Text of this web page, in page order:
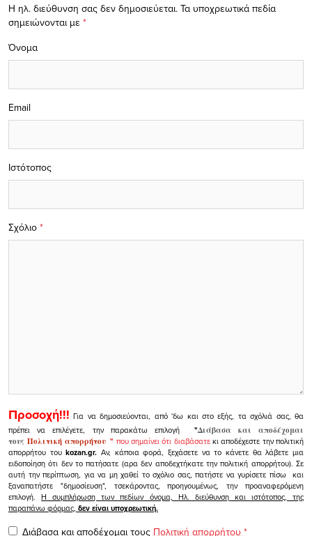
Η ηλ. διεύθυνση σας δεν δημοσιεύεται. Τα υποχρεωτικά πεδία
σημειώνονται με *
Σχόλιο *
Όνομα
Email
Ιστότοπος
Προσοχή!!! Για να δημοσιεύονται, από 'δω και στο εξής, τα σχόλιά σας, θα
πρέπει να επιλέγετε, την παρακάτω επιλογή
"Διάβασα και αποδέχομαι
τουςΠολιτική απορρήτου" που σημαίνει ότι διαβάσατεκι αποδέχεστε την πολιτική
απορρήτου τουkozan.gr. Αν, κάποια φορά, ξεχάσετε να το κάνετε θα λάβετε μια
ειδοποίηση ότι δεν το πατήσατε (αρα δεν αποδεχτήκατε την πολιτική απορρήτου). Σε
αυτή την περίπτωση, για να μη χαθεί το σχόλιο σας, πατήστε να γυρίσετε πίσω και
ξαναπατήστε "δημοσίευση", τσεκάροντας, προηγουμένως, την προαναφερόμενη
επιλογή.Η συμπλήρωση των πεδίων όνομα, Ηλ. διεύθυνση και ιστότοπος, της
παραπάνω φόρμας, δεν είναι υποχρεωτική.
Διάβασα και αποδέχομαι τους Πολιτική απορρήτου *